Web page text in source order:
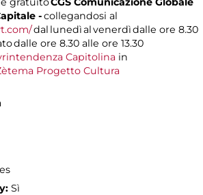
-collegandosi al
dal lunedì al venerdì dalle ore 8.30
dalle ore 8.30 alle ore 13.30
Capitolina in
Progetto Cultura
Sì